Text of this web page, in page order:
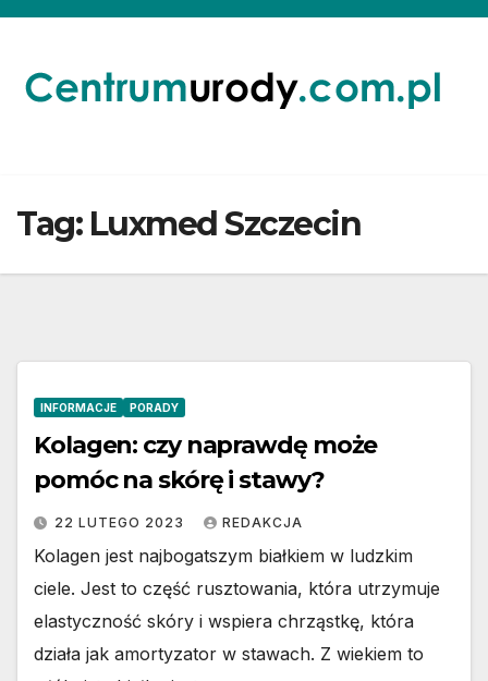
Skip
content
Tag: Luxmed Szczecin
INFORMACJE PORADY
Kolagen: czy naprawdę może
pomóc na skórę i stawy?
22 LUTEGO 2023 REDAKCJA
Kolagen jest najbogatszym białkiem w ludzkim
ciele. Jest to część rusztowania, która utrzymuje
elastyczność skóry i wspiera chrząstkę, która
działa jak amortyzator w stawach. Z wiekiem to